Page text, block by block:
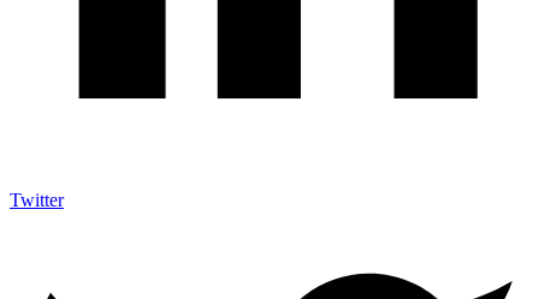
Twitter